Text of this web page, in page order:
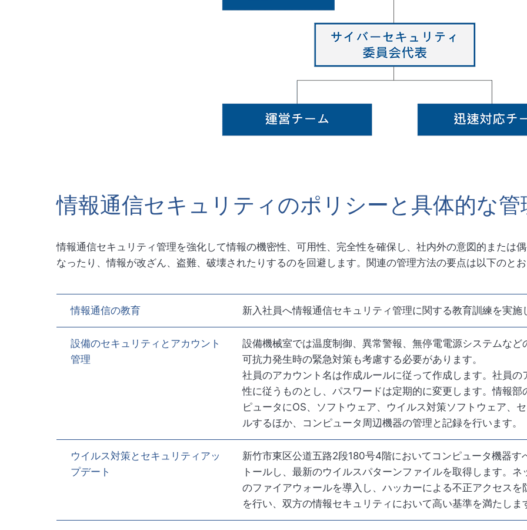
情報通信セキュリティのポリシーと具体的な管
情報通信セキュリティ管理を強化して情報の機密性、可用性、完全性を確保し、社内外の意図的または
なったり、情報が改ざん、盗難、破壊されたりするのを回避します。関連の管理方法の要点は以下のとお
情報通信の教育 新入社員へ情報通信セキュリティ管理に関する教育訓練を実施
設備のセキュリティとアカウント
管理
設備機械室では温度制御、異常警報、無停電電源システムな
可抗力発生時の緊急対策も考慮する必要があります。
社員のアカウント名は作成ルールに従って作成します。社員
性に従うものとし、パスワードは定期的に変更します。情報
ピュータにOS、ソフトウェア、ウイルス対策ソフトウェア、
ルするほか、コンピュータ周辺機器の管理と記録を行います。
ウイルス対策とセキュリティアッ
プデート
新竹市東区公道五路2段180号4階においてコンピュータ機器
トールし、最新のウイルスパターンファイルを取得します。
のファイアウォールを導入し、ハッカーによる不正アクセス
を行い、双方の情報セキュリティにおいて高い基準を満たしま